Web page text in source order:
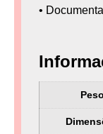
•
Peso